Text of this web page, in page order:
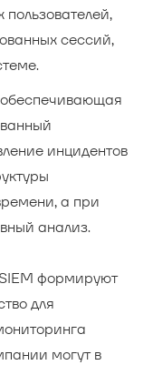
сессий,
инцидентов
а при
анализ.
формируют
для
могут в